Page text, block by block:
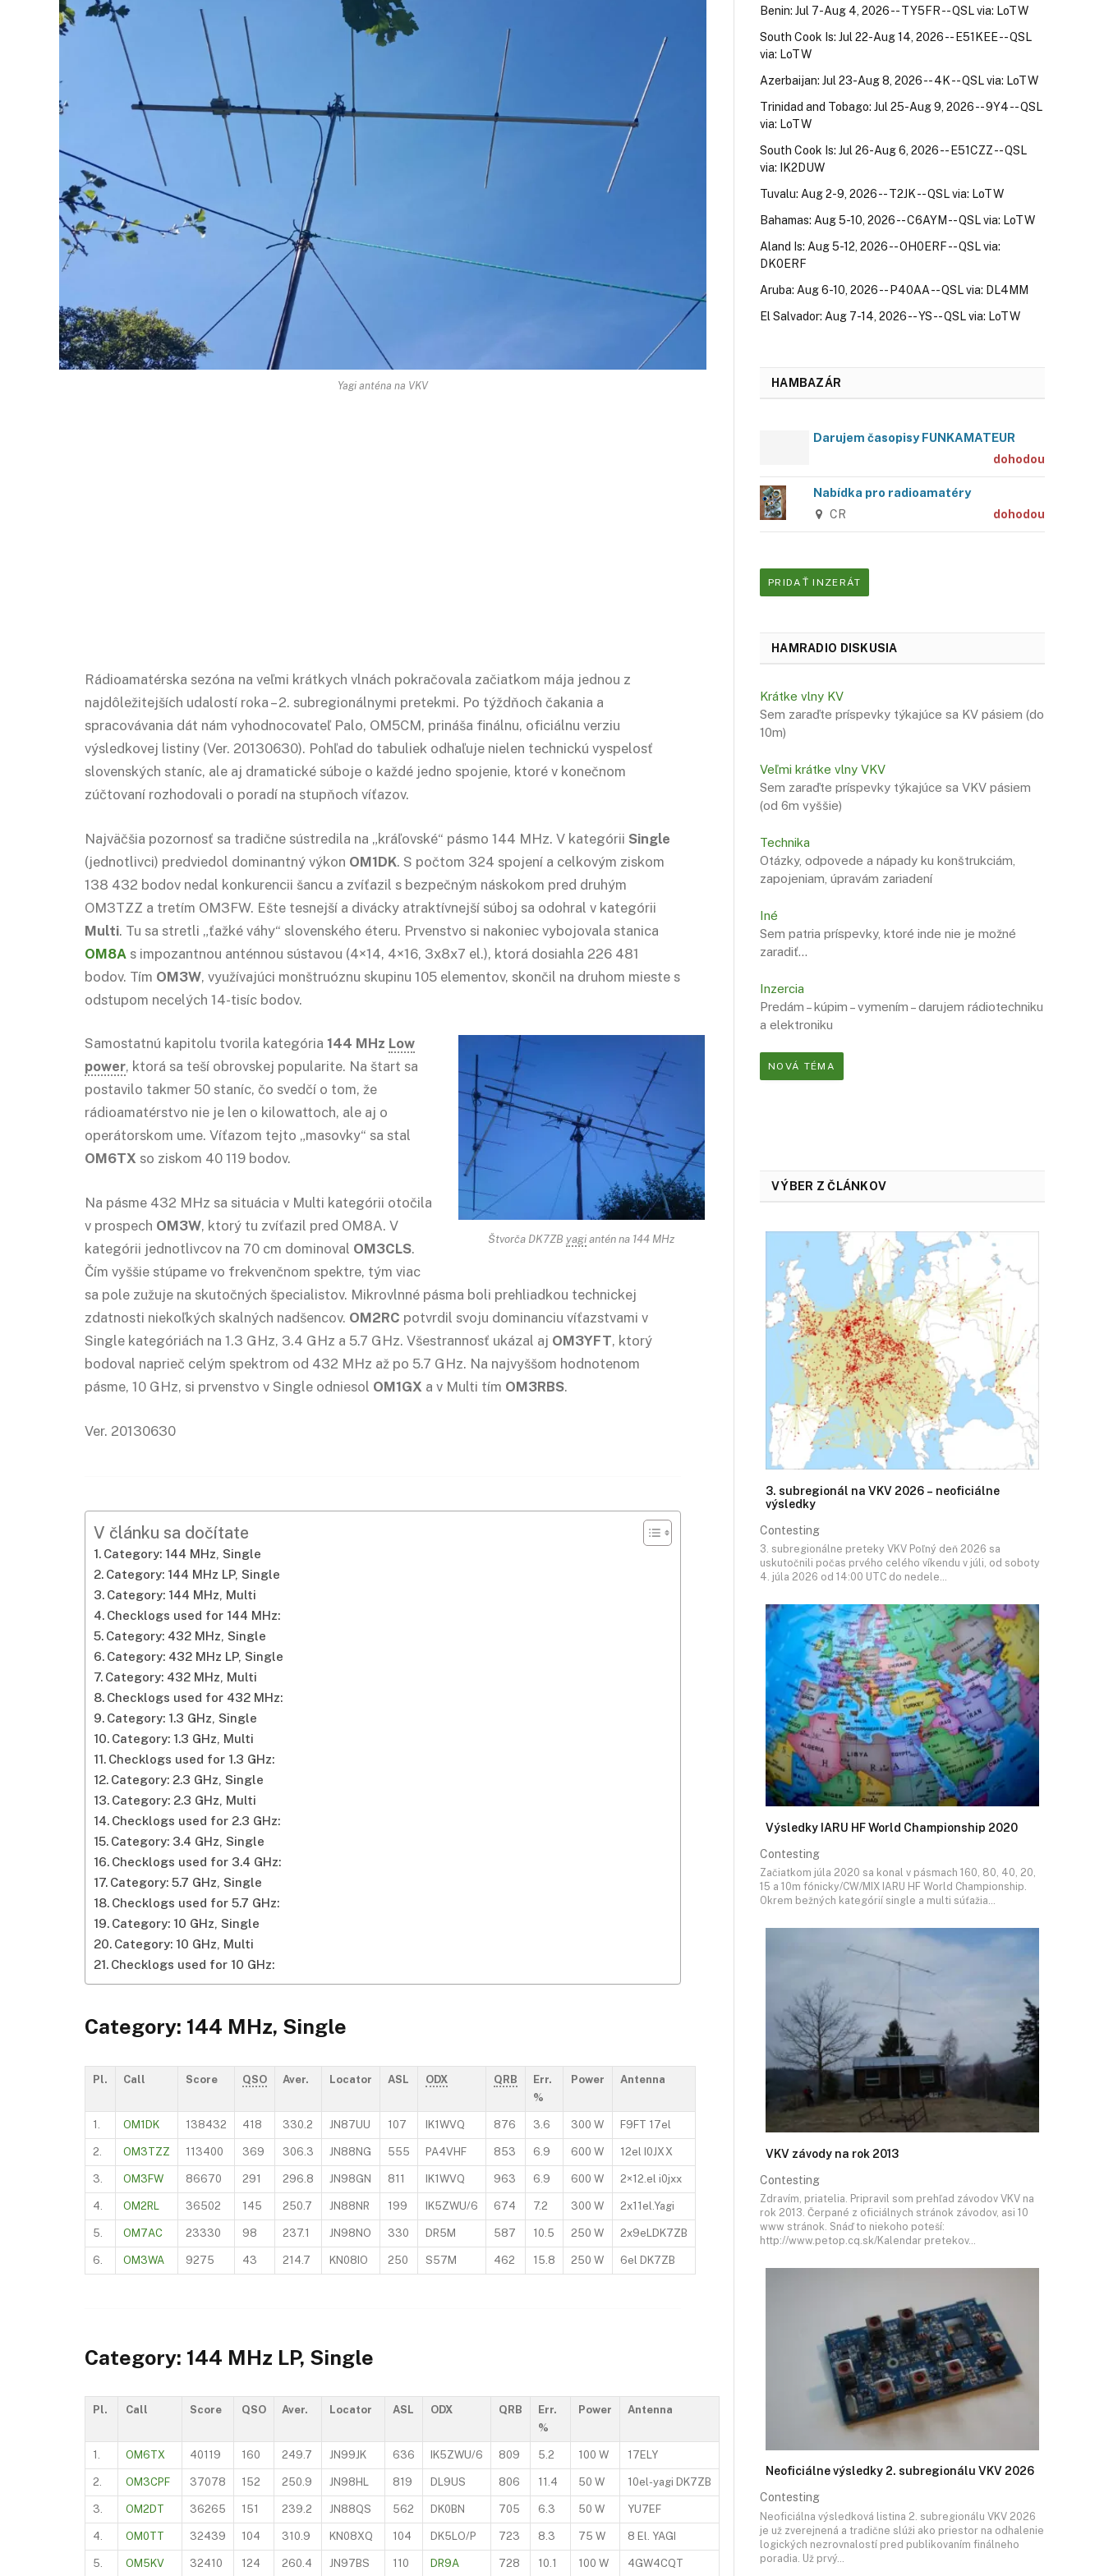
Yagi anténa na VKV
Rádioamatérska sezóna na veľmi krátkych vlnách pokračovala začiatkom mája jednou z
najdôležitejších udalostí roka – 2. subregionálnymi pretekmi. Po týždňoch čakania a
spracovávania dát nám vyhodnocovateľ Palo, OM5CM, prináša finálnu, oficiálnu verziu
výsledkovej listiny (Ver. 20130630). Pohľad do tabuliek odhaľuje nielen technickú vyspelosť
slovenských staníc, ale aj dramatické súboje o každé jedno spojenie, ktoré v konečnom
zúčtovaní rozhodovali o poradí na stupňoch víťazov.
Najväčšia pozornosť sa tradične sústredila na „kráľovské“ pásmo 144 MHz. V kategórii Single
(jednotlivci) predviedol dominantný výkon OM1DK. S počtom 324 spojení a celkovým ziskom
138 432 bodov nedal konkurencii šancu a zvíťazil s bezpečným náskokom pred druhým
OM3TZZ a tretím OM3FW. Ešte tesnejší a divácky atraktívnejší súboj sa odohral v kategórii
Multi. Tu sa stretli „ťažké váhy“ slovenského éteru. Prvenstvo si nakoniec vybojovala stanica
OM8A s impozantnou anténnou sústavou (4×14, 4×16, 3x8x7 el.), ktorá dosiahla 226 481
bodov. Tím OM3W, využívajúci monštruóznu skupinu 105 elementov, skončil na druhom mieste s
odstupom necelých 14-tisíc bodov.
Štvorča DK7ZB yagiantén na 144 MHz
Samostatnú kapitolu tvorila kategória 144 MHz Low
power, ktorá sa teší obrovskej popularite. Na štart sa
postavilo takmer 50 staníc, čo svedčí o tom, že
rádioamatérstvo nie je len o kilowattoch, ale aj o
operátorskom ume. Víťazom tejto „masovky“ sa stal
OM6TX so ziskom 40 119 bodov.
Na pásme 432 MHz sa situácia v Multi kategórii otočila
v prospech OM3W, ktorý tu zvíťazil pred OM8A. V
kategórii jednotlivcov na 70 cm dominoval OM3CLS.
Čím vyššie stúpame vo frekvenčnom spektre, tým viac
sa pole zužuje na skutočných špecialistov. Mikrovlnné pásma boli prehliadkou technickej
zdatnosti niekoľkých skalných nadšencov. OM2RC potvrdil svoju dominanciu víťazstvami v
Single kategóriách na 1.3 GHz, 3.4 GHz a 5.7 GHz. Všestrannosť ukázal aj OM3YFT, ktorý
bodoval naprieč celým spektrom od 432 MHz až po 5.7 GHz. Na najvyššom hodnotenom
pásme, 10 GHz, si prvenstvo v Single odniesol OM1GX a v Multi tím OM3RBS.
Ver. 20130630
V článku sa dočítate
Category: 144 MHz, Single
Category: 144 MHz LP, Single
Category: 144 MHz, Multi
Checklogs used for 144 MHz:
Category: 432 MHz, Single
Category: 432 MHz LP, Single
Category: 432 MHz, Multi
Checklogs used for 432 MHz:
Category: 1.3 GHz, Single
Category: 1.3 GHz, Multi
Checklogs used for 1.3 GHz:
Category: 2.3 GHz, Single
Category: 2.3 GHz, Multi
Checklogs used for 2.3 GHz:
Category: 3.4 GHz, Single
Checklogs used for 3.4 GHz:
Category: 5.7 GHz, Single
Checklogs used for 5.7 GHz:
Category: 10 GHz, Single
Category: 10 GHz, Multi
Checklogs used for 10 GHz:
Category: 144 MHz, Single
Pl. Call Score QSO Aver. Locator ASL ODX QRB
Err.
%
Power Antenna
1. OM1DK 138432 418 330.2 JN87UU 107 IK1WVQ 876 3.6 300 W F9FT 17el
2. OM3TZZ 113400 369 306.3 JN88NG 555 PA4VHF 853 6.9 600 W 12el I0JXX
3. OM3FW 86670 291 296.8 JN98GN 811 IK1WVQ 963 6.9 600 W 2×12.el i0jxx
4. OM2RL 36502 145 250.7 JN88NR 199 IK5ZWU/6 674 7.2 300 W 2x11el.Yagi
5. OM7AC 23330 98 237.1 JN98NO 330 DR5M 587 10.5 250 W 2x9eLDK7ZB
6. OM3WA 9275 43 214.7 KN08IO 250 S57M 462 15.8 250 W 6el DK7ZB
Category: 144 MHz LP, Single
Pl. Call Score QSO Aver. Locator ASL ODX QRB
Err.
%
Power Antenna
1. OM6TX 40119 160 249.7 JN99JK 636 IK5ZWU/6 809 5.2 100 W 17ELY
2. OM3CPF 37078 152 250.9 JN98HL 819 DL9US 806 11.4 50 W 10el-yagi DK7ZB
3. OM2DT 36265 151 239.2 JN88QS 562 DK0BN 705 6.3 50 W YU7EF
4. OM0TT 32439 104 310.9 KN08XQ 104 DK5LO/P 723 8.3 75 W 8 El. YAGI
5. OM5KV 32410 124 260.4 JN97BS 110 DR9A 728 10.1 100 W 4GW4CQT
Benin: Jul 7-Aug 4, 2026 -- TY5FR -- QSL via: LoTW
South Cook Is: Jul 22-Aug 14, 2026 -- E51KEE -- QSL
via: LoTW
Azerbaijan: Jul 23-Aug 8, 2026 -- 4K -- QSL via: LoTW
Trinidad and Tobago: Jul 25-Aug 9, 2026 -- 9Y4 -- QSL
via: LoTW
South Cook Is: Jul 26-Aug 6, 2026 -- E51CZZ -- QSL
via: IK2DUW
Tuvalu: Aug 2-9, 2026 -- T2JK -- QSL via: LoTW
Bahamas: Aug 5-10, 2026 -- C6AYM -- QSL via: LoTW
Aland Is: Aug 5-12, 2026 -- OH0ERF -- QSL via:
DK0ERF
Aruba: Aug 6-10, 2026 -- P40AA -- QSL via: DL4MM
El Salvador: Aug 7-14, 2026 -- YS -- QSL via: LoTW
HAMBAZÁR
Darujem časopisy FUNKAMATEUR
dohodou
Nabídka pro radioamatéry
CR dohodou
PRIDAŤ INZERÁT
HAMRADIO DISKUSIA
Krátke vlny KV
Sem zaraďte príspevky týkajúce sa KV pásiem (do
10m)
Veľmi krátke vlny VKV
Sem zaraďte príspevky týkajúce sa VKV pásiem
(od 6m vyššie)
Technika
Otázky, odpovede a nápady ku konštrukciám,
zapojeniam, úpravám zariadení
Iné
Sem patria príspevky, ktoré inde nie je možné
zaradiť…
Inzercia
Predám – kúpim – vymením – darujem rádiotechniku
a elektroniku
NOVÁ TÉMA
VÝBER Z ČLÁNKOV
3. subregionál na VKV 2026 – neoficiálne
výsledky
Contesting
3. subregionálne preteky VKV Poľný deň 2026 sa
uskutočnili počas prvého celého víkendu v júli, od soboty
4. júla 2026 od 14:00 UTC do nedele…
Výsledky IARU HF World Championship 2020
Contesting
Začiatkom júla 2020 sa konal v pásmach 160, 80, 40, 20,
15 a 10m fónicky/CW/MIX IARU HF World Championship.
Okrem bežných kategórií single a multi súťažia…
VKV závody na rok 2013
Contesting
Zdravím, priatelia. Pripravil som prehľad závodov VKV na
rok 2013. Čerpané z oficiálnych stránok závodov, asi 10
www stránok. Snáď to niekoho poteší:
http://www.petop.cq.sk/Kalendar pretekov…
Neoficiálne výsledky 2. subregionálu VKV 2026
Contesting
Neoficiálna výsledková listina 2. subregionálu VKV 2026
je už zverejnená a tradične slúži ako priestor na odhalenie
logických nezrovnalostí pred publikovaním finálneho
poradia. Už prvý…